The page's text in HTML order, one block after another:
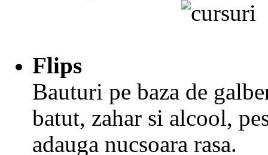
Flips
Bauturi pe baza de
batut, zahar si alcool,
adauga nucsoara rasa.